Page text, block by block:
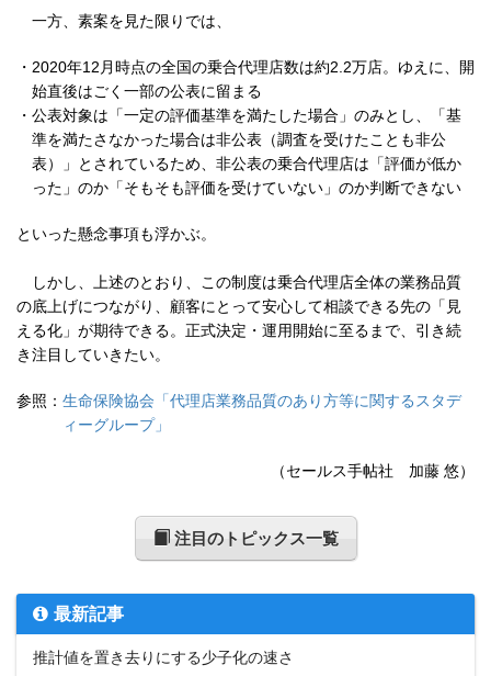
一方、素案を見た限りでは、
・ 2020年12月時点の全国の乗合代理店数は約2.2万店。ゆえに、開
始直後はごく一部の公表に留まる
・ 公表対象は「一定の評価基準を満たした場合」のみとし、「基
準を満たさなかった場合は非公表（調査を受けたことも非公
表）」とされているため、非公表の乗合代理店は「評価が低か
った」のか「そもそも評価を受けていない」のか判断できない
といった懸念事項も浮かぶ。
しかし、上述のとおり、この制度は乗合代理店全体の業務品質
の底上げにつながり、顧客にとって安心して相談できる先の「見
える化」が期待できる。正式決定・運用開始に至るまで、引き続
き注目していきたい。
参照： 生命保険協会「代理店業務品質のあり方等に関するスタデ
ィーグループ」
（セールス手帖社 加藤 悠）
注目のトピックス一覧
最新記事
推計値を置き去りにする少子化の速さ